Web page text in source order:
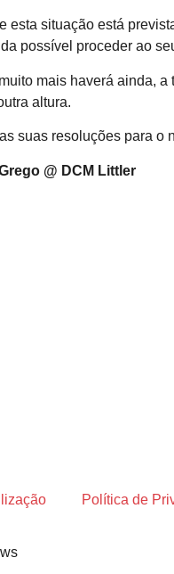
esta situação está
possível proceder ao
mais haverá ainda,
altura.
suas resoluções para o
@ DCM Littler
Política de